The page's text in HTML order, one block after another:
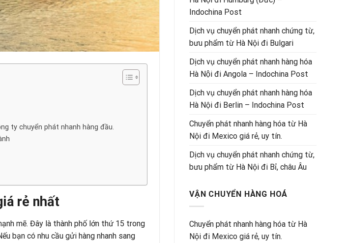
ty chuyển phát nhanh hàng đầu.
rẻ nhất
mẽ. Đây là thành phố lớn thứ 15 trong
bạn có nhu cầu gửi hàng nhanh sang
Indochina Post
Dịch vụ chuyển phát nhanh chứng từ,
bưu phẩm từ Hà Nội đi Bulgari
Dịch vụ chuyển phát nhanh hàng hóa
Hà Nội đi Angola – Indochina Post
Dịch vụ chuyển phát nhanh hàng hóa
Hà Nội đi Berlin – Indochina Post
Chuyển phát nhanh hàng hóa từ Hà
Nội đi Mexico giá rẻ, uy tín.
Dịch vụ chuyển phát nhanh chứng từ,
bưu phẩm từ Hà Nội đi Bỉ, châu Âu
VẬN CHUYỂN HÀNG HOÁ
Chuyển phát nhanh hàng hóa từ Hà
Nội đi Mexico giá rẻ, uy tín.